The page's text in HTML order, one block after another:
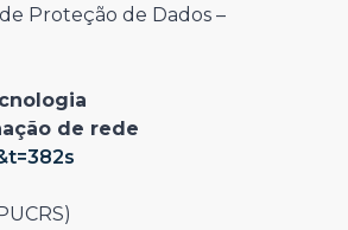
Proteção de Dados –
de rede